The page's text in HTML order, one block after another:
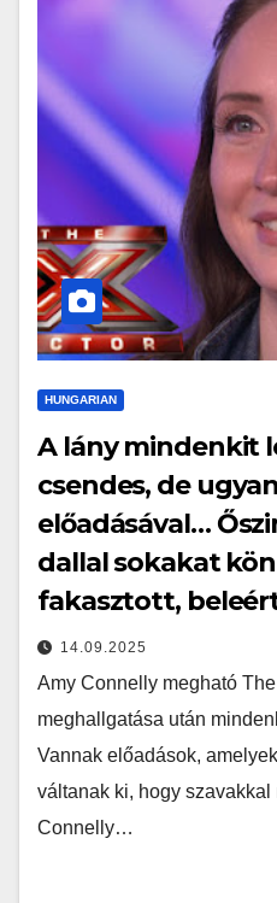
HUNGARIAN
A lány mindenkit
csendes, de
előadásával…
dallal sokakat
fakasztott,
bíráit is…
14.09.2025
Amy Connelly megható
meghallgatása után
Vannak előadások,
váltanak ki, hogy
Connelly…